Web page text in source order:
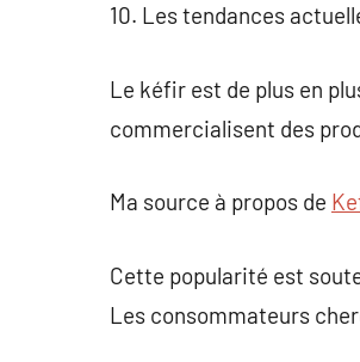
10. Les tendances
Le kéfir est de plus en
commercialisent des
Ma source à propos de
Cette popularité est
Les consommateurs